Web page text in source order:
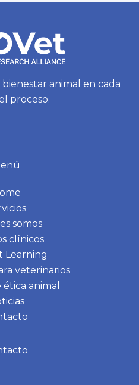
animal en cada
proceso.
somos
clínicos
Learning
veterinarios
animal